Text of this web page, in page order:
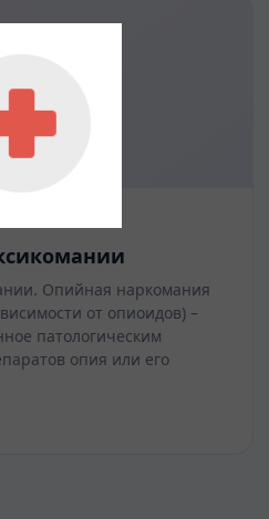
Опийная наркомания
от опиоидов) –
патологическим
опия или его